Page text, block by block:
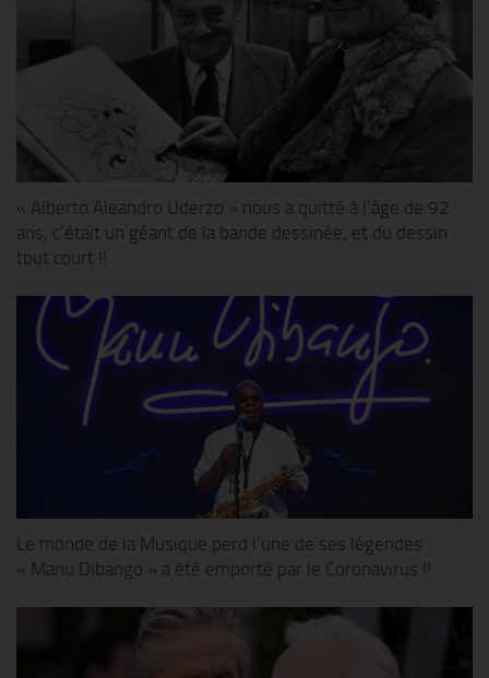
« Alberto Aleandro Uderzo » nous a quitté à l’âge de 92
ans, c’était un géant de la bande dessinée, et du dessin
tout court !!
Le monde de la Musique perd l’une de ses légendes :
« Manu Dibango » a été emporté par le Coronavirus !!